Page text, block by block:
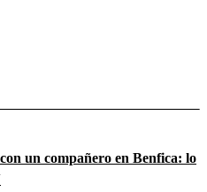
un compañero en Benfica: lo